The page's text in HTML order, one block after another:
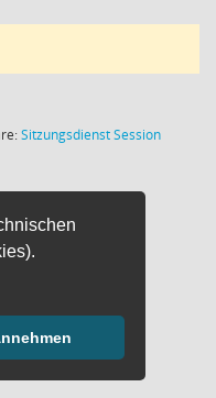
SitzungsdienstSession(Wird in